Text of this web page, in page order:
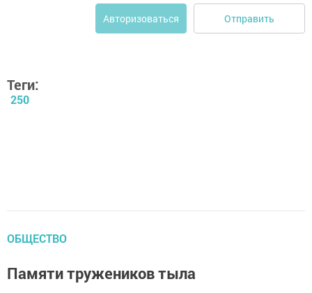
Авторизоваться Отправить
Теги:
250
ОБЩЕСТВО
Памяти тружеников тыла